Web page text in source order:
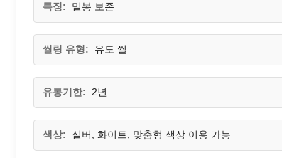
특징: 밀봉 보존
씰링 유형: 유도 씰
유통기한: 2년
색상: 실버, 화이트, 맞춤형 색상 이용 가능